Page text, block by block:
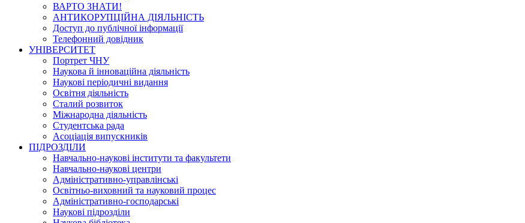
ВАРТО ЗНАТИ!
АНТИКОРУПЦІЙНА ДІЯЛЬНІСТЬ
Доступ до публічної інформації
Телефонний довідник
УНІВЕРСИТЕТ
Портрет ЧНУ
Наукова й інноваційна діяльність
Наукові періодичні видання
Освітня діяльність
Сталий розвиток
Міжнародна діяльність
Студентська рада
Асоціація випускників
ПІДРОЗДІЛИ
Навчально-наукові інститути та факультети
Навчально-наукові центри
Адміністративно-управлінські
Освітньо-виховний та науковий процес
Адміністративно-господарські
Наукові підрозділи